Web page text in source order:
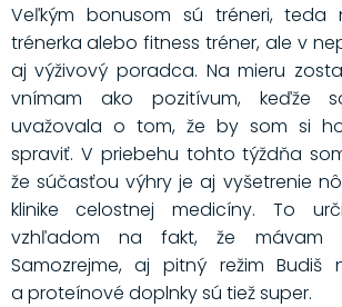
Veľkým bonusom sú tréneri, teda
trénerka alebo fitness tréner, ale v
aj výživový poradca. Na mieru
vnímam ako pozitívum, keďže
uvažovala o tom, že by som si
spraviť. V priebehu tohto týždňa
že súčasťou výhry je aj vyšetrenie
klinike celostnej medicíny. To
vzhľadom na fakt, že mávam
Samozrejme, aj pitný režim Budiš
a proteínové doplnky sú tiež super.